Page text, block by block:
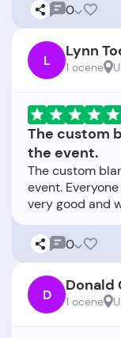
0
L Lynn
1 ocene
The custom
the event.
The custom
event.
0
D Donald
1 ocene